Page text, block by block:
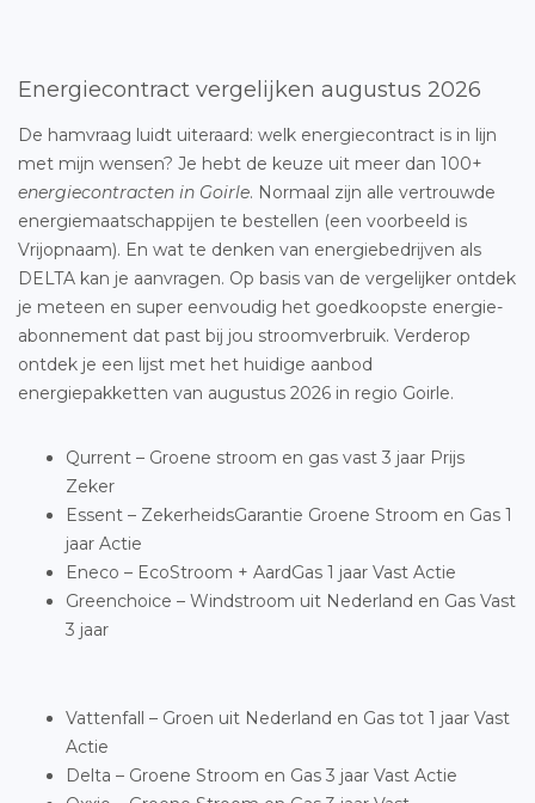
Energiecontract vergelijken augustus 2026
De hamvraag luidt uiteraard: welk energiecontract is in lijn
met mijn wensen? Je hebt de keuze uit meer dan 100+
energiecontracten in Goirle. Normaal zijn alle vertrouwde
energiemaatschappijen te bestellen (een voorbeeld is
Vrijopnaam). En wat te denken van energiebedrijven als
DELTA kan je aanvragen. Op basis van de vergelijker ontdek
je meteen en super eenvoudig het goedkoopste energie-
abonnement dat past bij jou stroomverbruik. Verderop
ontdek je een lijst met het huidige aanbod
energiepakketten van augustus 2026 in regio Goirle.
Qurrent – Groene stroom en gas vast 3 jaar Prijs
Zeker
Essent – ZekerheidsGarantie Groene Stroom en Gas 1
jaar Actie
Eneco – EcoStroom + AardGas 1 jaar Vast Actie
Greenchoice – Windstroom uit Nederland en Gas Vast
3 jaar
Vattenfall – Groen uit Nederland en Gas tot 1 jaar Vast
Actie
Delta – Groene Stroom en Gas 3 jaar Vast Actie